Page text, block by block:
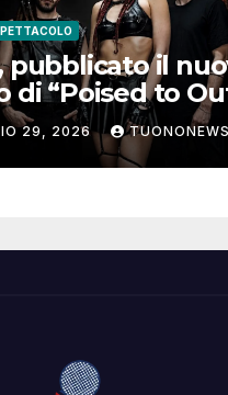
pubblicato il
di “Poised to
29, 2026 TUONONEWS